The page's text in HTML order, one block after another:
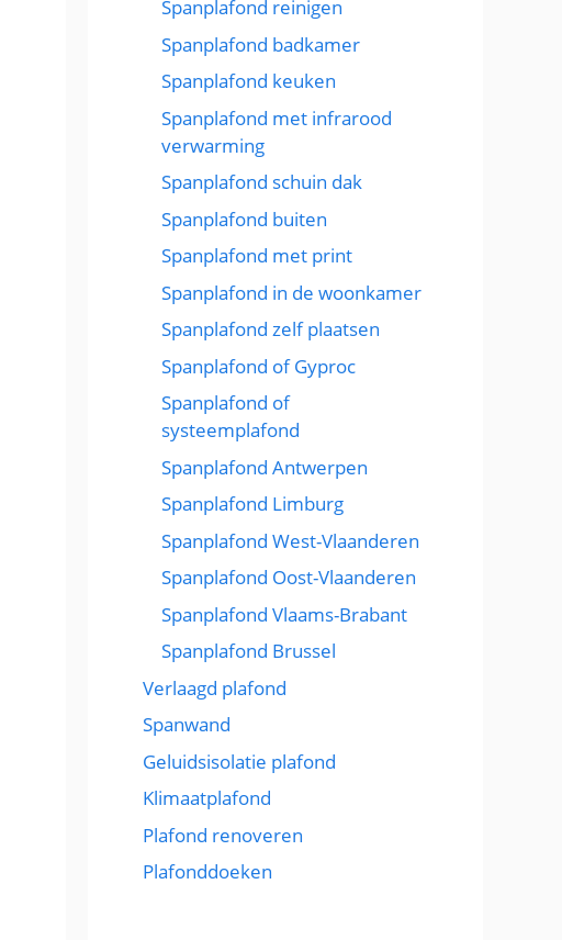
Spanplafond reinigen
Spanplafond badkamer
Spanplafond keuken
Spanplafond met infrarood
verwarming
Spanplafond schuin dak
Spanplafond buiten
Spanplafond met print
Spanplafond in de woonkamer
Spanplafond zelf plaatsen
Spanplafond of Gyproc
Spanplafond of
systeemplafond
Spanplafond Antwerpen
Spanplafond Limburg
Spanplafond West-Vlaanderen
Spanplafond Oost-Vlaanderen
Spanplafond Vlaams-Brabant
Spanplafond Brussel
Verlaagd plafond
Spanwand
Geluidsisolatie plafond
Klimaatplafond
Plafond renoveren
Plafonddoeken